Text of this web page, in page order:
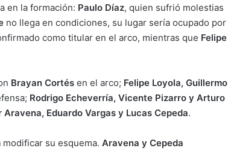
en la formación: Paulo Díaz, quien sufrió molestias
no llega en condiciones, su lugar sería ocupado por
como titular en el arco, mientras que Felipe
Brayan Cortés en el arco; Felipe Loyola, Guillermo
Rodrigo Echeverría, Vicente Pizarro y Arturo
Aravena, Eduardo Vargas y Lucas Cepeda.
modificar su esquema. Aravena y Cepeda